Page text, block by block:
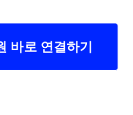
바로 연결하기